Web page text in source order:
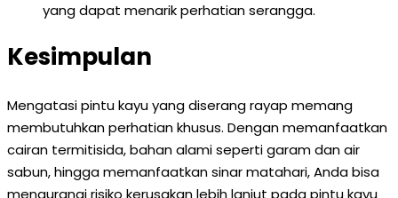
yang dapat menarik perhatian serangga.
Kesimpulan
Mengatasi pintu kayu yang diserang rayap memang
membutuhkan perhatian khusus. Dengan memanfaatkan
cairan termitisida, bahan alami seperti garam dan air
sabun, hingga memanfaatkan sinar matahari, Anda bisa
mengurangi risiko kerusakan lebih lanjut pada pintu kayu